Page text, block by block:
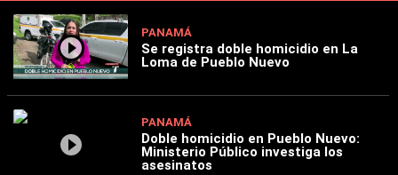
PANAMÁ
Se registra doble homicidio en La
Loma de Pueblo Nuevo
PANAMÁ
Doble homicidio en Pueblo Nuevo:
Ministerio Público investiga los
asesinatos